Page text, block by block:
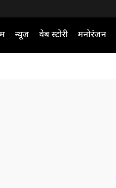
न्यूज वेब स्टोरी मनोरंजन